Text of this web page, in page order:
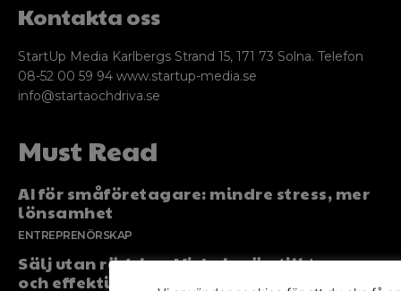
Kontakta oss
StartUp Media Karlbergs Strand 15, 171 73 Solna. Telefon
08-52 00 59 94 www.startup-media.se
info@startaochdriva.se
Must Read
AI för småföretagare: mindre stress, mer
lönsamhet
ENTREPRENÖRSKAP
Sälj utan rädsla – Michels väg till trygg
och effektiv försäljning